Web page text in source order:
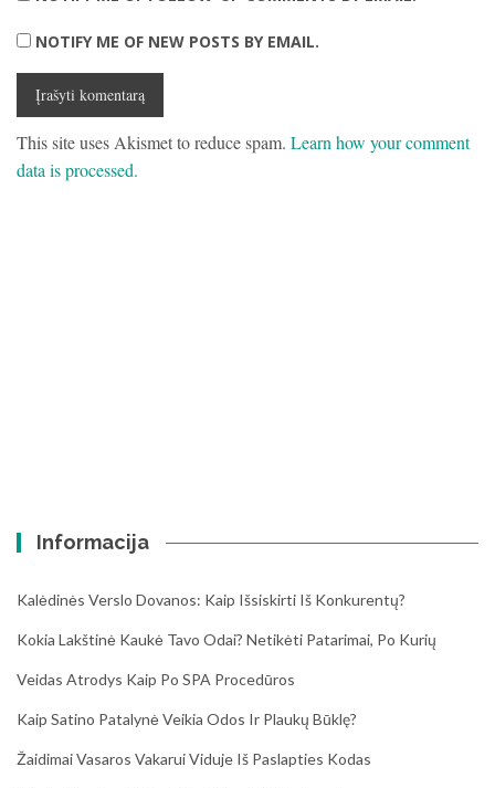
NOTIFY ME OF NEW POSTS BY EMAIL.
This site uses Akismet to reduce spam. Learn how your comment
data is processed.
Informacija
Kalėdinės Verslo Dovanos: Kaip Išsiskirti Iš Konkurentų?
Kokia Lakštinė Kaukė Tavo Odai? Netikėti Patarimai, Po Kurių
Veidas Atrodys Kaip Po SPA Procedūros
Kaip Satino Patalynė Veikia Odos Ir Plaukų Būklę?
Žaidimai Vasaros Vakarui Viduje Iš Paslapties Kodas